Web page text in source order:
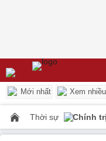
Mới nhất Xem nhiều
Thời sự Chính trị